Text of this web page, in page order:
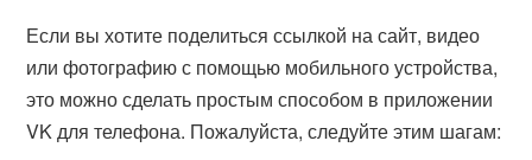
Если вы хотите поделиться ссылкой на сайт, видео
или фотографию с помощью мобильного устройства,
это можно сделать простым способом в приложении
VK для телефона. Пожалуйста, следуйте этим шагам: